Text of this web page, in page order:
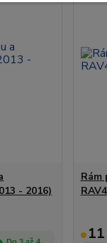
- 2016)
Rám